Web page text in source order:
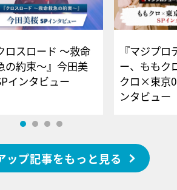
ロスロード ～救命
の約束～』今田美
インタビュー
『マジプロ
ー、ももク
クロ×東京
ンタビュー
ップ記事をもっと見る